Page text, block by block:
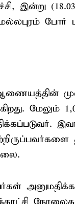
இன்று
மேலும்